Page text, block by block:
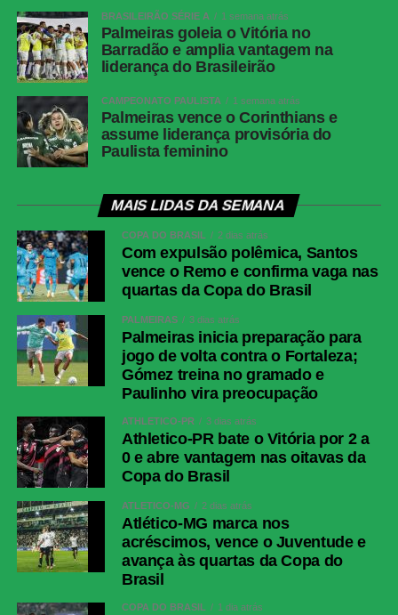
BRASILEIRÃO SÉRIE A 1 semana atrás
Palmeiras goleia o Vitória no
Barradão e amplia vantagem na
liderança do Brasileirão
CAMPEONATO PAULISTA 1 semana atrás
Palmeiras vence o Corinthians e
assume liderança provisória do
Paulista feminino
MAIS LIDAS DA SEMANA
COPA DO BRASIL 2 dias atrás
Com expulsão polêmica, Santos
vence o Remo e confirma vaga nas
quartas da Copa do Brasil
PALMEIRAS 3 dias atrás
Palmeiras inicia preparação para
jogo de volta contra o Fortaleza;
Gómez treina no gramado e
Paulinho vira preocupação
ATHLETICO-PR 3 dias atrás
Athletico-PR bate o Vitória por 2 a
0 e abre vantagem nas oitavas da
Copa do Brasil
ATLÉTICO-MG 2 dias atrás
Atlético-MG marca nos
acréscimos, vence o Juventude e
avança às quartas da Copa do
Brasil
COPA DO BRASIL 1 dia atrás